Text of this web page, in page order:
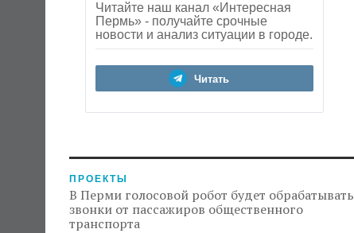
Читайте наш канал «Интересная
Пермь» - получайте срочные
новости и анализ ситуации в городе.
Читать
ПРОЕКТЫ
В Перми голосовой робот будет обрабатывать
звонки от пассажиров общественного
транспорта